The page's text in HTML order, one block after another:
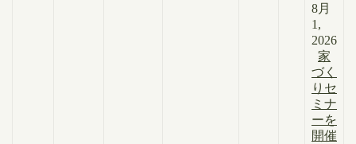
8月
1,
2026
家
づく
りセ
ミナ
ーを
開催